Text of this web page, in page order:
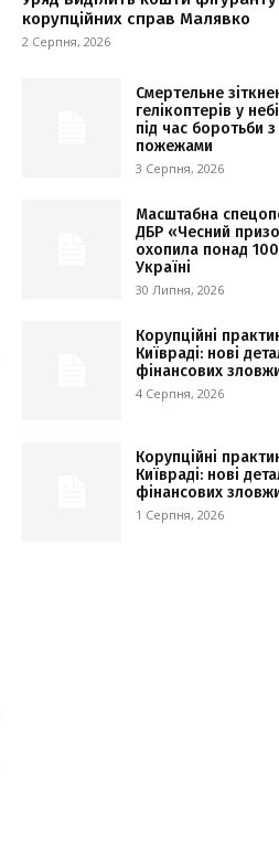
корупційних справ Малявко
2 Серпня, 2026
Смертельне
гелікоптерів у
під час боротьби
пожежами
3 Серпня, 2026
Масштабна
ДБР «Чесний
охопила понад
Україні
30 Липня, 2026
Корупційні
Київраді: нові
фінансових
4 Серпня, 2026
Корупційні
Київраді: нові
фінансових
1 Серпня, 2026